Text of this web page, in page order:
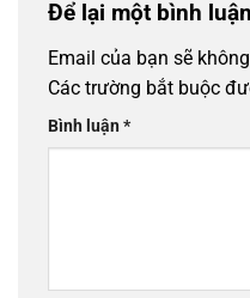
Để lại một bình luận
Email của bạn sẽ
Các trường bắt buộc
Bình luận *